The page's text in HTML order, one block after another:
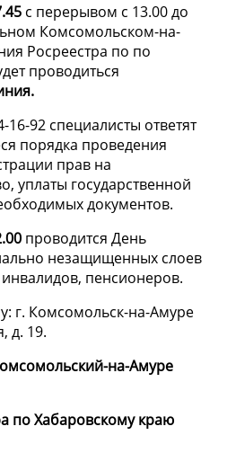
с перерывом с 13.00 до
Комсомольском-на-
Росреестра по по
проводиться
92 специалисты ответят
порядка проведения
прав на
уплаты государственной
документов.
проводится День
незащищенных слоев
пенсионеров.
г. Комсомольск-на-Амуре
д. 19.
на-Амуре
по Хабаровскому краю